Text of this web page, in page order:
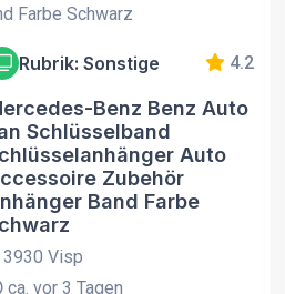
Rubrik: Sonstige 4.2
Benz Benz Auto
Schlüsselband
Auto
Zubehör
Band Farbe
Visp
ca. vor 3 Tagen